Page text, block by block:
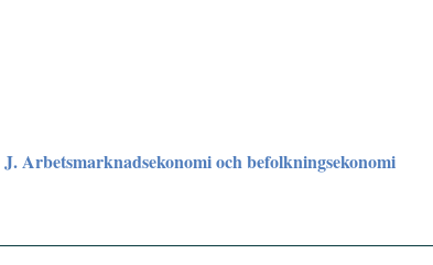
J. Arbetsmarknadsekonomi och befolkningsekonomi